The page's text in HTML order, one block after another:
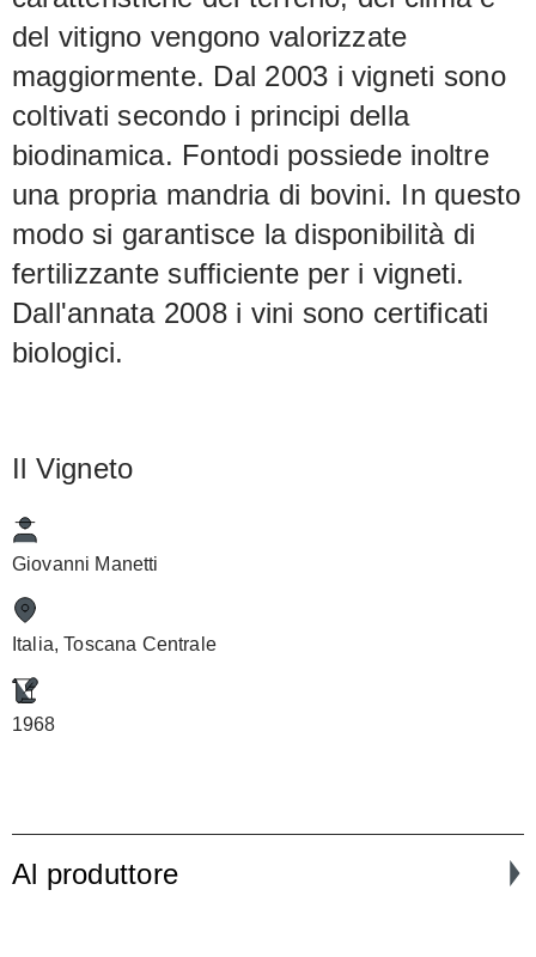
del vitigno vengono valorizzate
maggiormente. Dal 2003 i vigneti sono
coltivati secondo i principi della
biodinamica. Fontodi possiede inoltre
una propria mandria di bovini. In questo
modo si garantisce la disponibilità di
fertilizzante sufficiente per i vigneti.
Dall'annata 2008 i vini sono certificati
biologici.
Il Vigneto
Giovanni Manetti
Italia, Toscana Centrale
1968
Al produttore